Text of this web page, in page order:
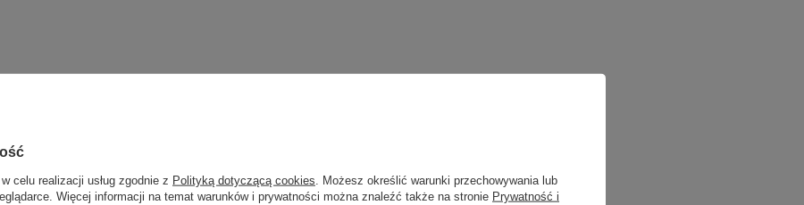
celu realizacji usług zgodnie z Polityką dotyczącą cookies . Możesz określić warunki przechowywania lub
Więcej informacji na temat warunków i prywatności można znaleźć także na stronie Prywatność i